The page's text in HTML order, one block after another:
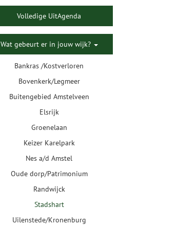
Volledige UitAgenda
Wat gebeurt er in jouw wijk?
Bankras /Kostverloren
Bovenkerk/Legmeer
Buitengebied Amstelveen
Elsrijk
Groenelaan
Keizer Karelpark
Nes a/d Amstel
Oude dorp/Patrimonium
Randwijck
Stadshart
Uilenstede/Kronenburg